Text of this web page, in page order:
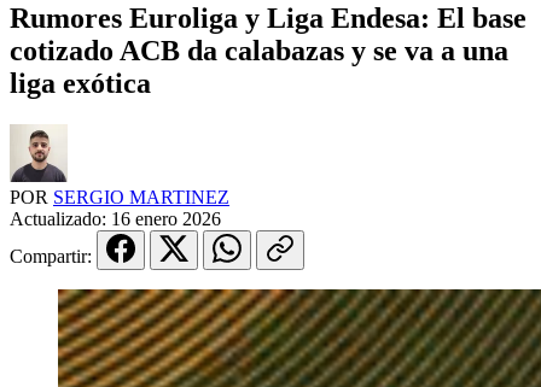
Rumores Euroliga y Liga Endesa: El base
cotizado ACB da calabazas y se va a una
liga exótica
POR SERGIO MARTINEZ
Actualizado: 16 enero 2026
Compartir: